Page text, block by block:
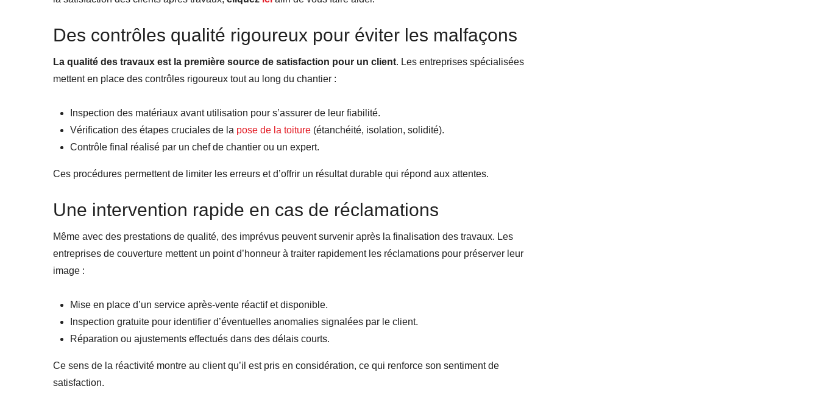
Des contrôles qualité rigoureux pour éviter les malfaçons
La qualité des travaux est la première source de satisfaction pour un client. Les entreprises spécialisées
mettent en place des contrôles rigoureux tout au long du chantier :
Inspection des matériaux avant utilisation pour s’assurer de leur fiabilité.
Vérification des étapes cruciales de la pose de la toiture (étanchéité, isolation, solidité).
Contrôle final réalisé par un chef de chantier ou un expert.
Ces procédures permettent de limiter les erreurs et d’offrir un résultat durable qui répond aux attentes.
Une intervention rapide en cas de réclamations
Même avec des prestations de qualité, des imprévus peuvent survenir après la finalisation des travaux. Les
entreprises de couverture mettent un point d’honneur à traiter rapidement les réclamations pour préserver leur
image :
Mise en place d’un service après-vente réactif et disponible.
Inspection gratuite pour identifier d’éventuelles anomalies signalées par le client.
Réparation ou ajustements effectués dans des délais courts.
Ce sens de la réactivité montre au client qu’il est pris en considération, ce qui renforce son sentiment de
satisfaction.